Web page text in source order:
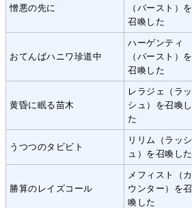
憎悪の先に
（バースト）を
召喚した
おてんばハニワ珍道中
ハーゲンティ
（バースト）を
召喚した
黄昏に眠る苗木
レラジェ（ラッ
シュ）を召喚し
た
うつつのタビビト
リリム（ラッシ
ュ）を召喚した
勝算のレイズコール
メフィスト（カ
ウンター）を召
喚した